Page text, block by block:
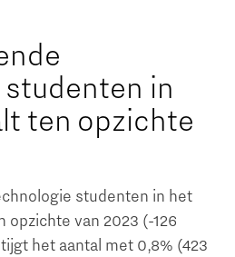
in
ten opzichte
studenten in het
opzichte van 2023 (-126
het aantal met 0,8% (423